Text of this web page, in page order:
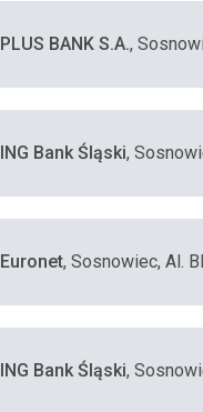
PLUS BANK S.A.,
ING Bank Śląski,
Euronet, Sosnowiec, Al.
ING Bank Śląski,